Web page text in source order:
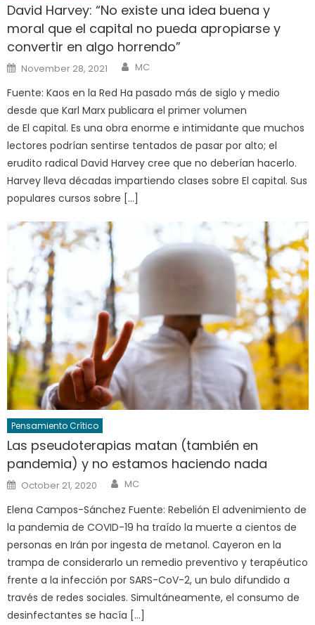
David Harvey: “No existe una idea buena y
moral que el capital no pueda apropiarse y
convertir en algo horrendo”
Posted
on
November 28, 2021 Author
MC
Fuente: Kaos en la Red Ha pasado más de siglo y medio
desde que Karl Marx publicara el primer volumen
de El capital. Es una obra enorme e intimidante que muchos
lectores podrían sentirse tentados de pasar por alto; el
erudito radical David Harvey cree que no deberían hacerlo.
Harvey lleva décadas impartiendo clases sobre El capital. Sus
populares cursos sobre […]
Pensamiento Crítico
Las pseudoterapias matan (también en
pandemia) y no estamos haciendo nada
Posted
on
October 21, 2020 Author
MC
Elena Campos-Sánchez Fuente: Rebelión El advenimiento de
la pandemia de COVID-19 ha traído la muerte a cientos de
personas en Irán por ingesta de metanol. Cayeron en la
trampa de considerarlo un remedio preventivo y terapéutico
frente a la infección por SARS-CoV-2, un bulo difundido a
través de redes sociales. Simultáneamente, el consumo de
desinfectantes se hacía […]